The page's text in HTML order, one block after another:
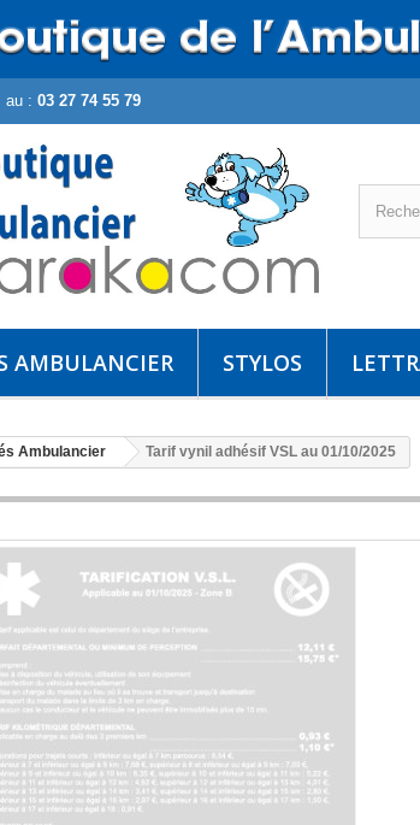
au : 03 27 74 55 79
AMBULANCIER STYLOS
Ambulancier Tarif vynil adhésif VSL au 01/10/2025